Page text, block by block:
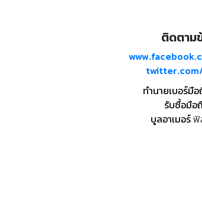
ติดตาม
ทำนายเบอร์มื
รับซื้อมือ
บูลอาเมอร์ฟิ